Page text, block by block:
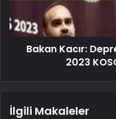
Bakan Kacır:
2023
İlgili Makaleler